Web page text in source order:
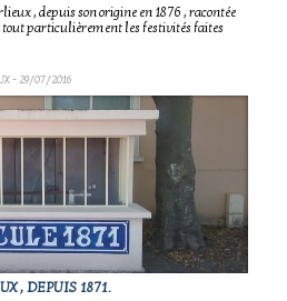
, depuis son origine en 1876 , racontée
particulièrement les festivités faites
- 29/07/2016
, DEPUIS 1871.